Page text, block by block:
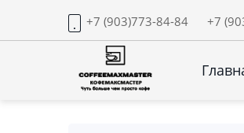
+7 (903)773-84-84 +7